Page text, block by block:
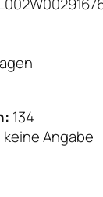
134
keine Angabe